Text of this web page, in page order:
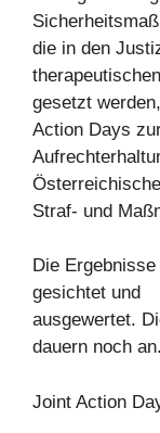
die in den
gesetzt
Action Days
Straf- und
Die
gesichtet und
ausgewertet.
dauern noch an.
Joint Action